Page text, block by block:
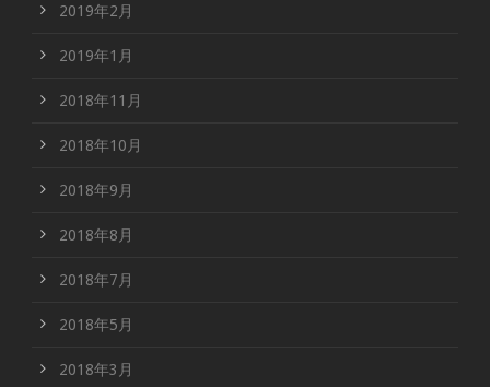
2019年2月
2019年1月
2018年11月
2018年10月
2018年9月
2018年8月
2018年7月
2018年5月
2018年3月